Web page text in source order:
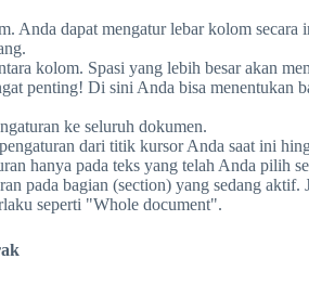
Anda dapat mengatur lebar kolom
kolom. Spasi yang lebih besar akan
penting! Di sini Anda bisa menentukan
ke seluruh dokumen.
dari titik kursor Anda saat ini
hanya pada teks yang telah Anda pilih
pada bagian (section) yang sedang
seperti "Whole document".